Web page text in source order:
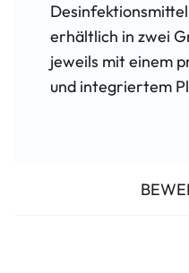
erhältlich in zwei
jeweils mit einem
und integriertem